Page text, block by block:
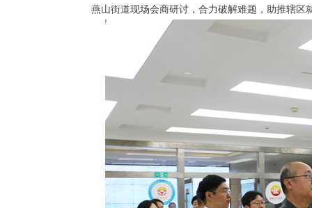
燕山街道现场会商研讨，合力破解难题，助推辖区